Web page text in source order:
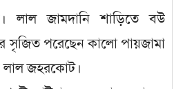
লাল জামদানি শাড়িতে বউ
সৃজিত পরেছেন কালো পায়জামা
লাল জহরকোট।